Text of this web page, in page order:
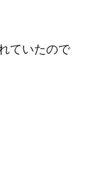
ていたので